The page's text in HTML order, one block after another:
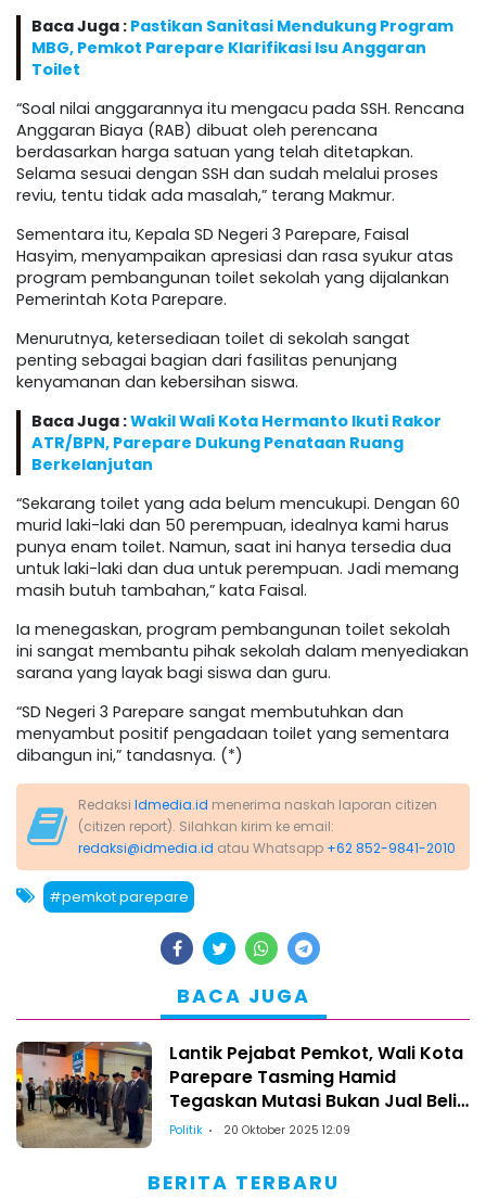
Baca Juga : Pastikan Sanitasi Mendukung Program
MBG, Pemkot Parepare Klarifikasi Isu Anggaran
Toilet
“Soal nilai anggarannya itu mengacu pada SSH. Rencana
Anggaran Biaya (RAB) dibuat oleh perencana
berdasarkan harga satuan yang telah ditetapkan.
Selama sesuai dengan SSH dan sudah melalui proses
reviu, tentu tidak ada masalah,” terang Makmur.
Sementara itu, Kepala SD Negeri 3 Parepare, Faisal
Hasyim, menyampaikan apresiasi dan rasa syukur atas
program pembangunan toilet sekolah yang dijalankan
Pemerintah Kota Parepare.
Menurutnya, ketersediaan toilet di sekolah sangat
penting sebagai bagian dari fasilitas penunjang
kenyamanan dan kebersihan siswa.
Baca Juga :Wakil Wali Kota Hermanto Ikuti Rakor
ATR/BPN, Parepare Dukung Penataan Ruang
Berkelanjutan
“Sekarang toilet yang ada belum mencukupi. Dengan 60
murid laki-laki dan 50 perempuan, idealnya kami harus
punya enam toilet. Namun, saat ini hanya tersedia dua
untuk laki-laki dan dua untuk perempuan. Jadi memang
masih butuh tambahan,” kata Faisal.
Ia menegaskan, program pembangunan toilet sekolah
ini sangat membantu pihak sekolah dalam menyediakan
sarana yang layak bagi siswa dan guru.
“SD Negeri 3 Parepare sangat membutuhkan dan
menyambut positif pengadaan toilet yang sementara
dibangun ini,” tandasnya. (*)
Redaksi Idmedia.id menerima naskah laporan citizen
(citizen report). Silahkan kirim ke email:
redaksi@idmedia.id atau Whatsapp +62 852-9841-2010
#pemkot parepare
BACA JUGA
Lantik Pejabat Pemkot, Wali Kota
Parepare Tasming Hamid
Tegaskan Mutasi Bukan Jual Beli
Jabatan
Politik 20 Oktober 2025 12:09
BERITA TERBARU